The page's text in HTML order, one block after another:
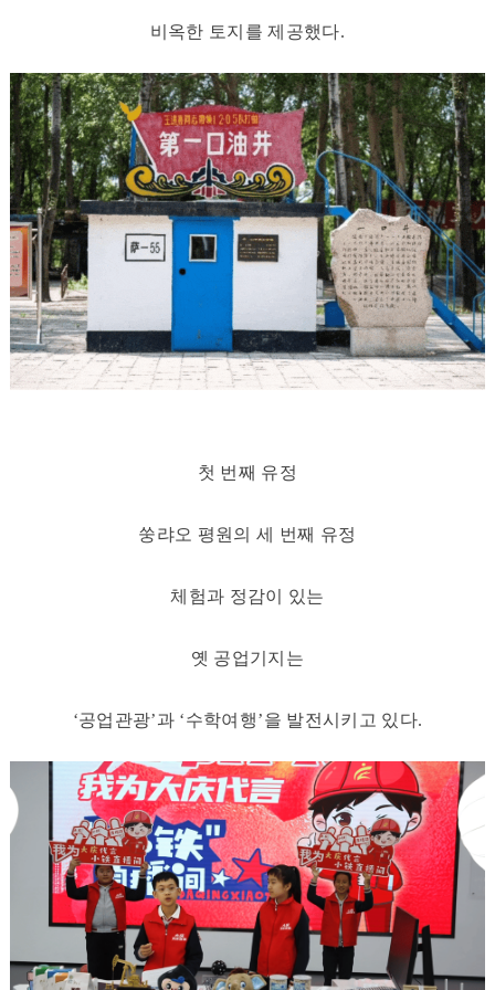
비옥한 토지를 제공했다.
첫 번째 유정
쑹랴오 평원의 세 번째 유정
체험과 정감이 있는
옛 공업기지는
‘공업관광’과 ‘수학여행’을 발전시키고 있다.